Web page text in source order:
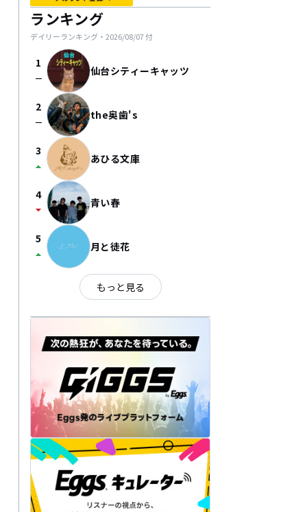
ランキング
デイリーランキング・ 2026/08/07付
1
check_indeterminate_small 仙台シティーキャッツ
2
check_indeterminate_small the奥歯's
3
arrow_drop_up あひる文庫
4
arrow_drop_down 青い春
5
arrow_drop_up 月と徒花
もっと見る